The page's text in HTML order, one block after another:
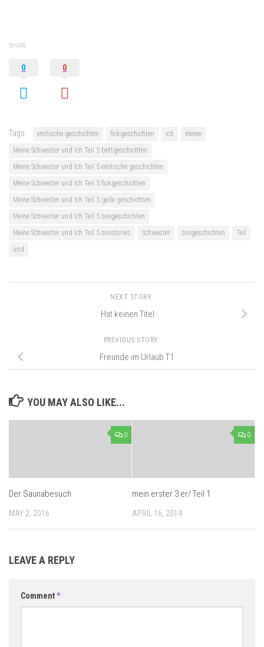
SHARE
0 0
Tags: erotische geschichten fickgeschichten ich
meine
Meine Schwester und Ich Teil 5 bettgeschichten
Meine Schwester und Ich Teil 5 erotische geschichten
Meine Schwester und Ich Teil 5 fickgeschichten
Meine Schwester und Ich Teil 5 geile geschichten
Meine Schwester und Ich Teil 5 sexgeschichten
Meine Schwester und Ich Teil 5 sexstories
Schwester sexgeschichten
Teil
und
NEXT STORY
Hat keinen Titel
PREVIOUS STORY
Freunde im Urlaub T1
YOU MAY ALSO LIKE...
0
Der Saunabesuch
MAY 2, 2016
0
mein erster 3 er/ Teil 1
APRIL 16, 2014
LEAVE A REPLY
Comment*